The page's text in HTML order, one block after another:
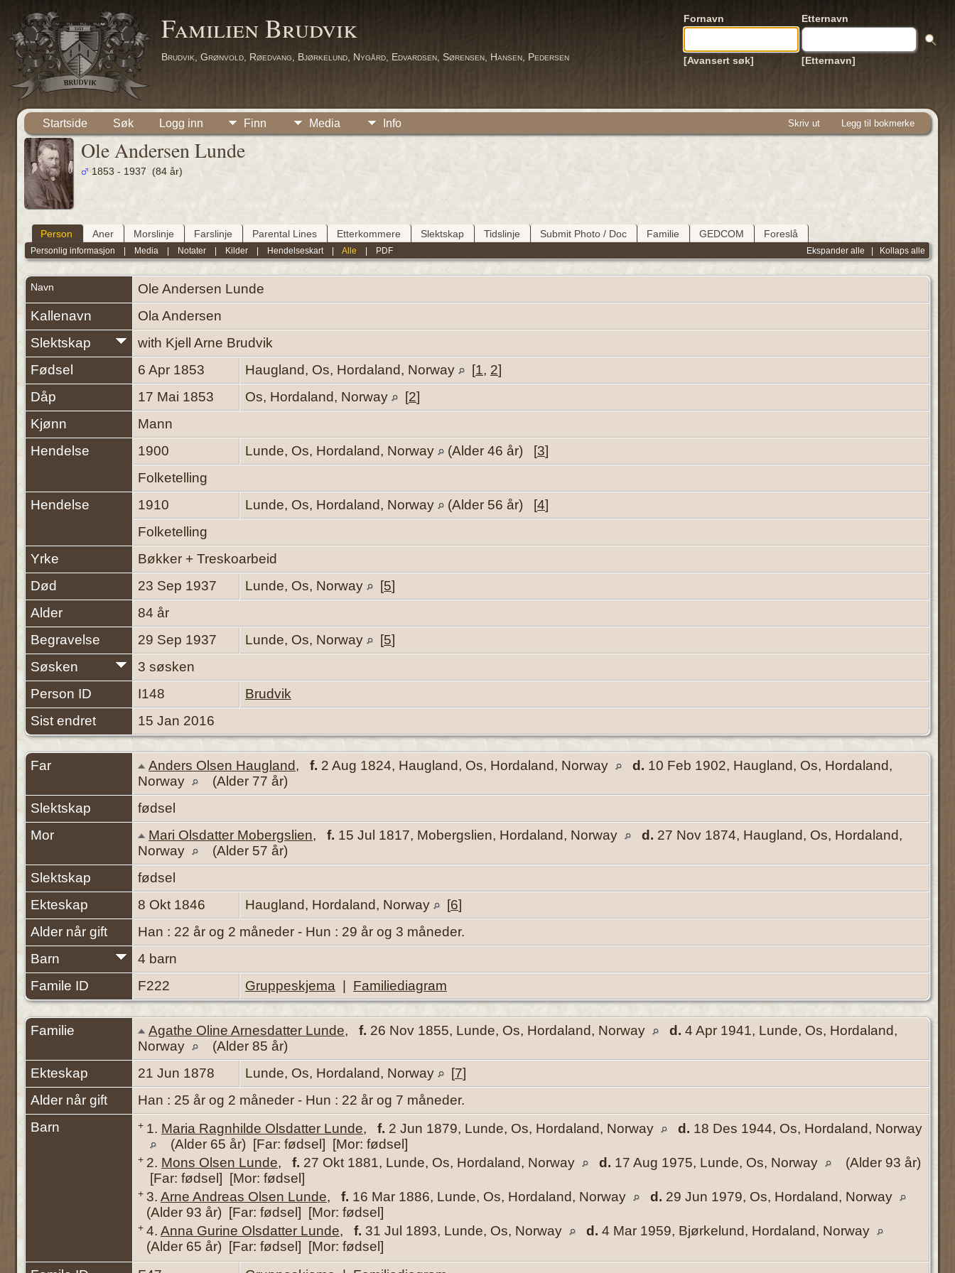
Familien Brudvik
Brudvik, Grønvold, Røedvang, Bjørkelund, Nygård, Edvardsen, Sørensen, Hansen, Pedersen
Fornavn Etternavn
[Avansert søk] [Etternavn]
Startside Søk Logg inn Finn Media Info Skriv ut Legg til bokmerke
Ole Andersen Lunde
1853 - 1937 (84 år)
Person Aner Morslinje Farslinje Parental Lines Etterkommere Slektskap Tidslinje Submit Photo / Doc Familie GEDCOM Foreslå
Ekspander alle | Kollaps alle
Personlig informasjon | Media | Notater | Kilder | Hendelseskart |Alle | PDF
Navn Ole Andersen Lunde
Kallenavn
Ola Andersen
Slektskap
with Kjell Arne Brudvik
Fødsel
6 Apr 1853 Haugland, Os, Hordaland, Norway [1, 2]
Dåp
17 Mai 1853 Os, Hordaland, Norway [2]
Kjønn
Mann
Hendelse
1900 Lunde, Os, Hordaland, Norway (Alder 46 år) [3]
Folketelling
Hendelse
1910 Lunde, Os, Hordaland, Norway (Alder 56 år) [4]
Folketelling
Yrke
Bøkker + Treskoarbeid
Død
23 Sep 1937 Lunde, Os, Norway [5]
Alder
84 år
Begravelse
29 Sep 1937 Lunde, Os, Norway [5]
Søsken
3 søsken
Person ID
I148
Brudvik
Sist endret
15 Jan 2016
Far Anders Olsen Haugland, f. 2 Aug 1824, Haugland, Os, Hordaland, Norway d. 10 Feb 1902, Haugland, Os, Hordaland,
Norway
(Alder 77 år)
Slektskap
fødsel
Mor
Mari Olsdatter Mobergslien, f. 15 Jul 1817, Mobergslien, Hordaland, Norway d. 27 Nov 1874, Haugland, Os, Hordaland,
Norway
(Alder 57 år)
Slektskap
fødsel
Ekteskap
8 Okt 1846 Haugland, Hordaland, Norway [6]
Alder når gift
Han : 22 år og 2 måneder - Hun : 29 år og 3 måneder.
Barn
4 barn
Famile ID
F222 Gruppeskjema | Familiediagram
Familie Agathe Oline Arnesdatter Lunde, f. 26 Nov 1855, Lunde, Os, Hordaland, Norway d. 4 Apr 1941, Lunde, Os, Hordaland,
Norway
(Alder 85 år)
Ekteskap
21 Jun 1878 Lunde, Os, Hordaland, Norway [7]
Alder når gift
Han : 25 år og 2 måneder - Hun : 22 år og 7 måneder.
Barn
+ 1. Maria Ragnhilde Olsdatter Lunde, f. 2 Jun 1879, Lunde, Os, Hordaland, Norway d. 18 Des 1944, Os, Hordaland, Norway
(Alder 65 år) [Far: fødsel] [Mor: fødsel]
+ 2. Mons Olsen Lunde, f. 27 Okt 1881, Lunde, Os, Hordaland, Norway d. 17 Aug 1975, Lunde, Os, Norway
(Alder 93 år)
[Far: fødsel] [Mor: fødsel]
+ 3. Arne Andreas Olsen Lunde, f. 16 Mar 1886, Lunde, Os, Hordaland, Norway d. 29 Jun 1979, Os, Hordaland, Norway
(Alder 93 år) [Far: fødsel] [Mor: fødsel]
+ 4. Anna Gurine Olsdatter Lunde, f. 31 Jul 1893, Lunde, Os, Norway d. 4 Mar 1959, Bjørkelund, Hordaland, Norway
(Alder 65 år) [Far: fødsel] [Mor: fødsel]